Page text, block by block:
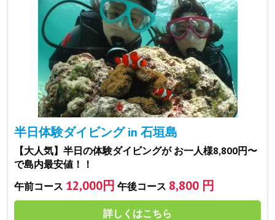
半日体験ダイビング in 石垣島
【大人気】半日の体験ダイビングが お一人様8,800円〜
で島内最安値！！
午前コース 12,000円 午後コース 8,800 円
詳しくはこちら